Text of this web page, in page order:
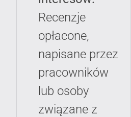
Recenzje
opłacone,
napisane przez
pracowników
lub osoby
związane z